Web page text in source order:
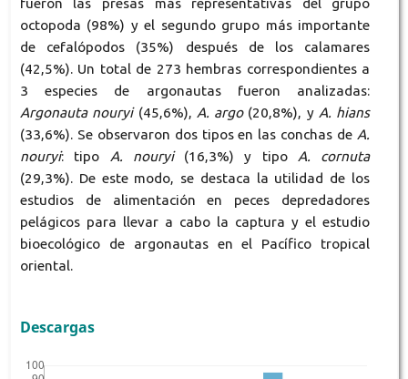
fueron las presas más representativas del grupo
octopoda (98%) y el segundo grupo más importante
de cefalópodos (35%) después de los calamares
(42,5%). Un total de 273 hembras correspondientes a
3 especies de argonautas fueron analizadas:
Argonauta nouryi(45,6%), A. argo(20,8%), y A. hians
(33,6%). Se observaron dos tipos en las conchas de A.
nouryi: tipo A. nouryi(16,3%) y tipo A. cornuta
(29,3%). De este modo, se destaca la utilidad de los
estudios de alimentación en peces depredadores
pelágicos para llevar a cabo la captura y el estudio
bioecológico de argonautas en el Pacífico tropical
oriental.
Descargas